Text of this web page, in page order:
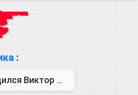
:
Виктора Михайло...